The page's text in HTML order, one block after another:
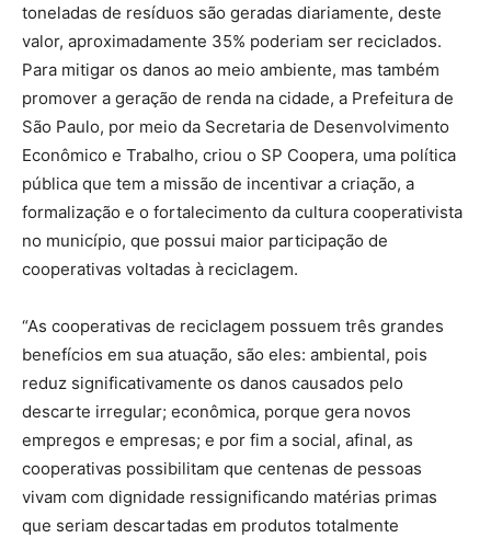
toneladas de resíduos são geradas diariamente, deste
valor, aproximadamente 35% poderiam ser reciclados.
Para mitigar os danos ao meio ambiente, mas também
promover a geração de renda na cidade, a Prefeitura de
São Paulo, por meio da Secretaria de Desenvolvimento
Econômico e Trabalho, criou o SP Coopera, uma política
pública que tem a missão de incentivar a criação, a
formalização e o fortalecimento da cultura cooperativista
no município, que possui maior participação de
cooperativas voltadas à reciclagem.
“As cooperativas de reciclagem possuem três grandes
benefícios em sua atuação, são eles: ambiental, pois
reduz significativamente os danos causados pelo
descarte irregular; econômica, porque gera novos
empregos e empresas; e por fim a social, afinal, as
cooperativas possibilitam que centenas de pessoas
vivam com dignidade ressignificando matérias primas
que seriam descartadas em produtos totalmente